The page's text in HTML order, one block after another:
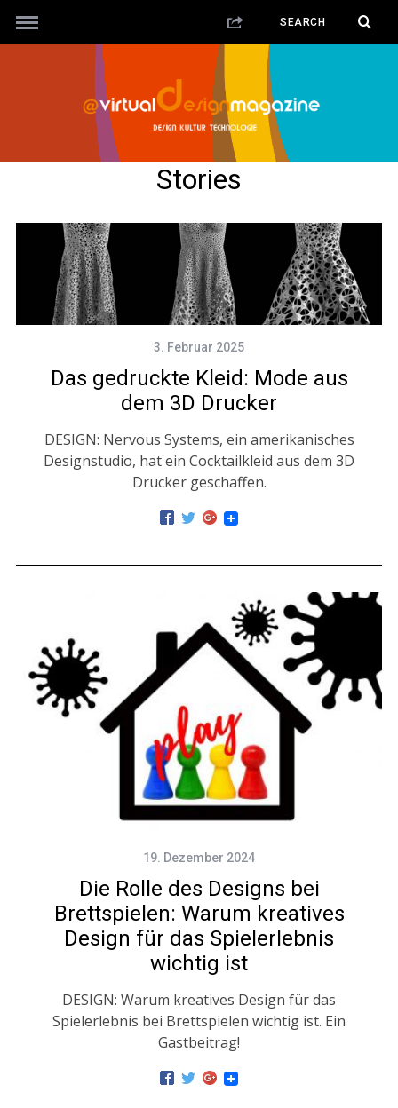
Stories
3. Februar 2025
Das gedruckte Kleid: Mode aus
dem 3D Drucker
DESIGN: Nervous Systems, ein amerikanisches
Designstudio, hat ein Cocktailkleid aus dem 3D
Drucker geschaffen.
19. Dezember 2024
Die Rolle des Designs bei
Brettspielen: Warum kreatives
Design für das Spielerlebnis
wichtig ist
DESIGN: Warum kreatives Design für das
Spielerlebnis bei Brettspielen wichtig ist. Ein
Gastbeitrag!